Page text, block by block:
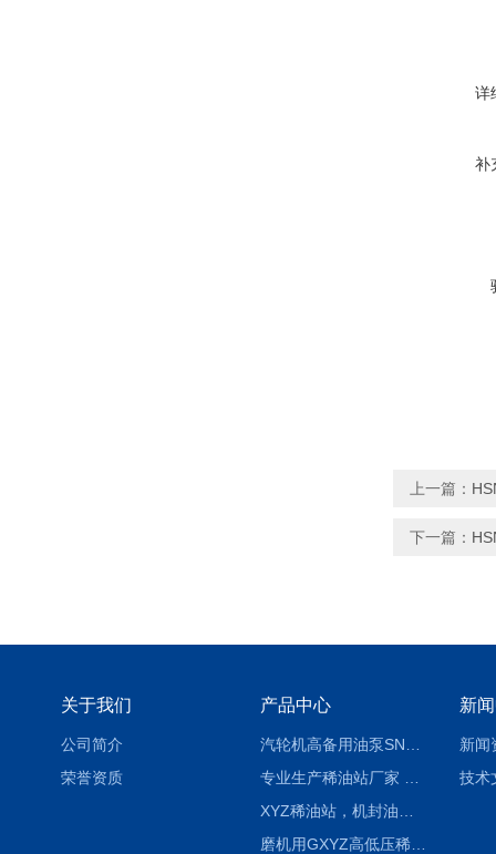
详
补
上一篇：
下一篇：
关于我们
公司简介
荣誉资质
产品中心
磨机用GXYZ高低压稀油站，静压油润滑系统
新
新闻
技术